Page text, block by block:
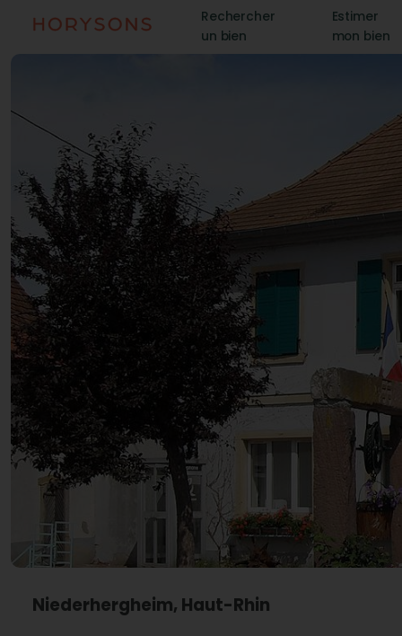
Rechercher
un bien
Estimer
mon bien
Niederhergheim, Haut-Rhin